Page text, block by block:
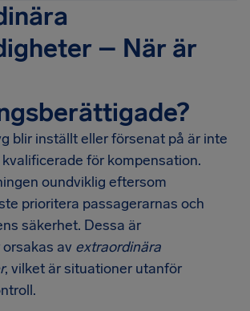
– När är
blir inställt eller försenat på är inte
för kompensation.
oundviklig eftersom
prioritera passagerarnas och
säkerhet. Dessa är
av extraordinära
, vilket är situationer utanför